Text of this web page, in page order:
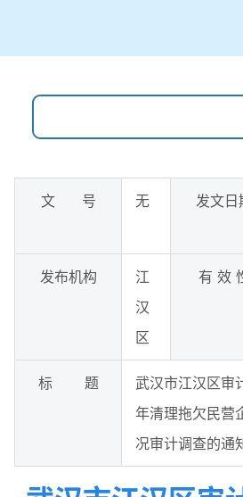
文 号 无 发文日
发布机构
江
汉
区
有 效
标 题
武汉市江汉区审
年清理拖欠民营
况审计调查的通